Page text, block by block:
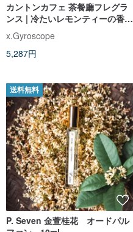
カントンカフェ 茶餐廳フレグラ
ンス | 冷たいレモンティーの香り
| EDP
x.Gyroscope
5,287円
送料無料
P. Seven 金萱桂花 オードパル